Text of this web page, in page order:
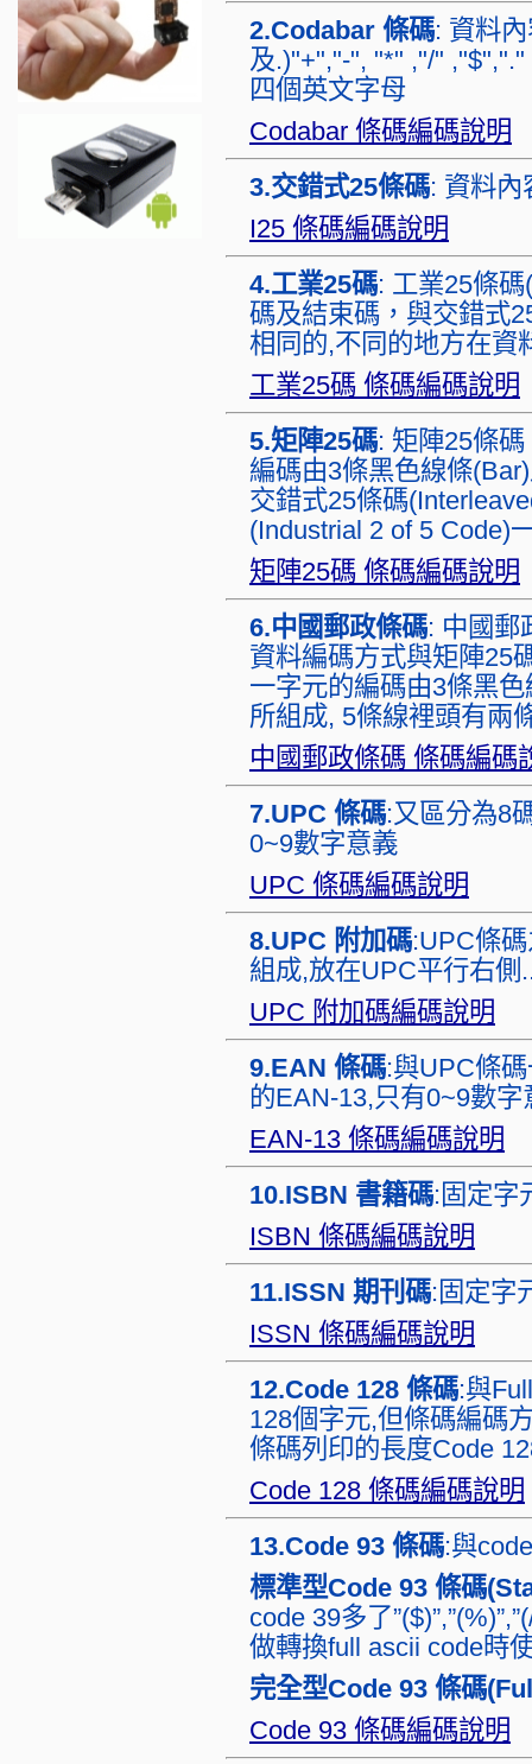
2.Codabar 條碼: 資料
及.)"+","-", "*" ,"/"
四個英文字母
Codabar 條碼編碼說明
3.交錯式25條碼: 資料內
I25 條碼編碼說明
4.工業25碼: 工業25條
碼及結束碼，與交錯式
相同的,不同的地方在資
工業25碼 條碼編碼說明
5.矩陣25碼: 矩陣25條
編碼由3條黑色線條
交錯式25條碼
(Industrial 2 of 5 Code)
矩陣25碼 條碼編碼說明
6.中國郵政條碼: 中國郵
資料編碼方式與矩陣25
一字元的編碼由3條黑
所組成, 5條線裡頭有兩
中國郵政條碼 條碼編碼
7.UPC 條碼:又區分為8
0~9數字意義
UPC 條碼編碼說明
8.UPC 附加碼:UPC條
組成,放在UPC平行右側
UPC 附加碼編碼說明
9.EAN 條碼:與UPC條
的EAN-13,只有0~9數字
EAN-13 條碼編碼說明
10.ISBN 書籍碼:固定字
ISBN 條碼編碼說明
11.ISSN 期刊碼:固定字
ISSN 條碼編碼說明
12.Code 128 條碼:與
128個字元,但條碼編碼
條碼列印的長度Code
Code 128 條碼編碼說明
13.Code 93 條碼:與
標準型Code 93 條碼
code 39多了
做轉換full ascii code時
完全型Code 93 條碼
Code 93 條碼編碼說明